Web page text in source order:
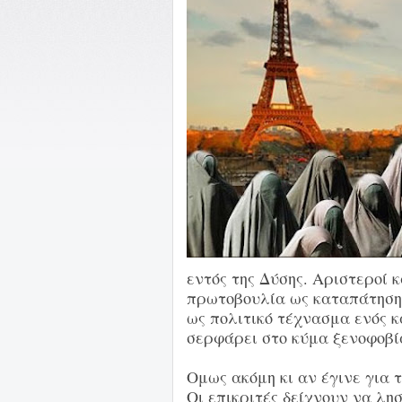
εντός της Δύσης. Αριστεροί
πρωτοβουλία ως
ως πολιτικό τέχνασμα ενός
σερφάρει στο κύμα
Ομως ακόμη κι αν έγινε για
Οι επικριτές δείχνουν να